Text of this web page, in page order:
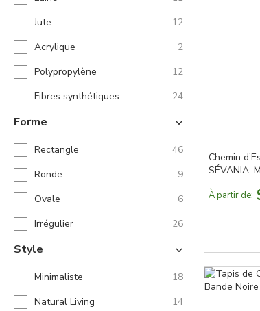
Jute
12
Acrylique
2
Polypropylène
12
Fibres synthétiques
24
Forme
Rectangle
46
Ronde
9
Ovale
6
Irrégulier
26
Style
Minimaliste
18
Natural Living
14
Chemin
SÉVANIA,
Auto-
À partir de: